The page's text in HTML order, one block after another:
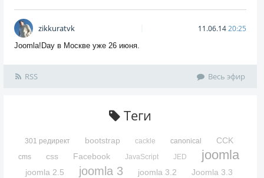
zikkuratvk 11.06.1420:25
Joomla!Day в Москве уже 26 июня.
RSS Весь эфир
Теги
301 редирект bootstrap cackle canonical CCK
cms css Facebook JavaScript JED joomla
joomla 2.5 joomla 3 joomla 3.2 Joomla 3.3